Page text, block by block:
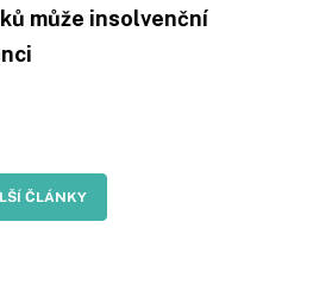
může insolvenční
ČLÁNKY